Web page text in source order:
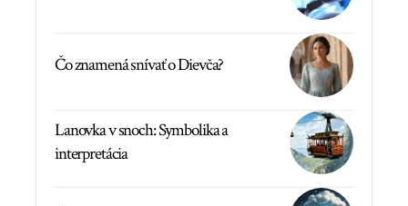
Čo znamená snívať o Dievča?
Lanovka v snoch: Symbolika a
interpretácia